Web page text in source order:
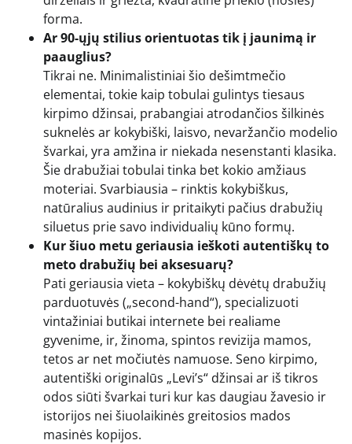
forma.
Ar 90-ųjų stilius orientuotas tik į jaunimą ir
paauglius?
Tikrai ne. Minimalistiniai šio dešimtmečio
elementai, tokie kaip tobulai gulintys tiesaus
kirpimo džinsai, prabangiai atrodančios šilkinės
suknelės ar kokybiški, laisvo, nevaržančio modelio
švarkai, yra amžina ir niekada nesenstanti klasika.
Šie drabužiai tobulai tinka bet kokio amžiaus
moteriai. Svarbiausia – rinktis kokybiškus,
natūralius audinius ir pritaikyti pačius drabužių
siluetus prie savo individualių kūno formų.
Kur šiuo metu geriausia ieškoti autentiškų to
meto drabužių bei aksesuarų?
Pati geriausia vieta – kokybiškų dėvėtų drabužių
parduotuvės („second-hand“), specializuoti
vintažiniai butikai internete bei realiame
gyvenime, ir, žinoma, spintos revizija mamos,
tetos ar net močiutės namuose. Seno kirpimo,
autentiški originalūs „Levi’s“ džinsai ar iš tikros
odos siūti švarkai turi kur kas daugiau žavesio ir
istorijos nei šiuolaikinės greitosios mados
masinės kopijos.